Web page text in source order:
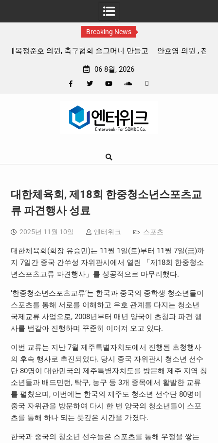
Breaking News
안호영 의원 , 전북 국도 · 국지도 예타 통과 촉구 , “6 차 건
06 8월, 2026
Google
대한체육회, 제18회 한중청소년스포츠교
류 파견행사 성료
2025년 11월 10일 엔터위크 스포츠
대한체육회(회장 유승민)는 11월 1일(토)부터 11월 7일(금)까
지 7일간 중국 간쑤성 자위관시에서 열린 「제18회 한중청소
년스포츠교류 파견행사」를 성공적으로 마무리했다.
‘한중청소년스포츠교류’는 한국과 중국의 중학생 청소년들이
스포츠를 통해 서로를 이해하고 우호 관계를 다지는 청소년
국제교류 사업으로, 2008년부터 매년 양국이 초청과 파견 행
사를 번갈아 진행하며 꾸준히 이어져 오고 있다.
이번 교류는 지난 7월 제주특별자치도에서 진행된 초청행사
의 후속 행사로 추진되었다. 당시 중국 자위관시 청소년 선수
단 80명이 대한민국의 제주특별자치도를 방문해 제주 지역 청
소년들과 배드민턴, 탁구, 농구 등 3개 종목에서 활발한 교류
를 펼쳤으며, 이번에는 한국의 제주도 청소년 선수단 80명이
중국 자위관을 방문하여 다시 한 번 양국의 청소년들이 스포
츠를 통해 하나 되는 뜻깊은 시간을 가졌다.
한국과 중국의 청소년 선수들은 스포츠를 통해 우정을 쌓는